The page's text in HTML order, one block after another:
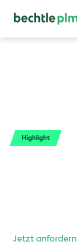
Highlight
Jetzt anfordern